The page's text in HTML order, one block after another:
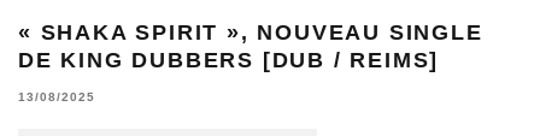
« SHAKA SPIRIT », NOUVEAU SINGLE
DE KING DUBBERS [DUB / REIMS]
13/08/2025